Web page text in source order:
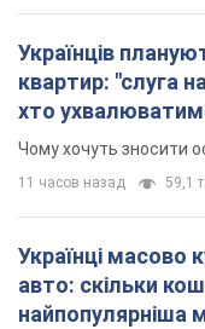
Українців
квартир: "слуга
хто
знесення
Чому хочуть зносити
11 часов назад 59,1 т.
Українці масово
авто: скільки
найпопулярніша